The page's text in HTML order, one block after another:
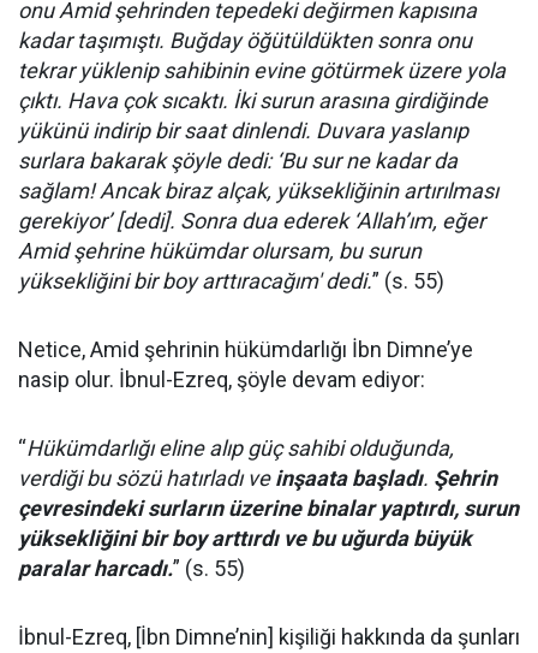
onu Amid şehrinden tepedeki değirmen kapısına
kadar taşımıştı. Buğday öğütüldükten sonra onu
tekrar yüklenip sahibinin evine götürmek üzere yola
çıktı. Hava çok sıcaktı. İki surun arasına girdiğinde
yükünü indirip bir saat dinlendi. Duvara yaslanıp
surlara bakarak şöyle dedi: ‘Bu sur ne kadar da
sağlam! Ancak biraz alçak, yüksekliğinin artırılması
gerekiyor’ [dedi]. Sonra dua ederek ‘Allah’ım, eğer
Amid şehrine hükümdar olursam, bu surun
yüksekliğini bir boy arttıracağım' dedi.” (s. 55)
Netice, Amid şehrinin hükümdarlığı İbn Dimne’ye
nasip olur. İbnul-Ezreq, şöyle devam ediyor:
“Hükümdarlığı eline alıp güç sahibi olduğunda,
verdiği bu sözü hatırladı veinşaata başladı. Şehrin
çevresindeki surların üzerine binalar yaptırdı, surun
yüksekliğini bir boy arttırdı ve bu uğurda büyük
paralar harcadı.” (s. 55)
İbnul-Ezreq, [İbn Dimne’nin] kişiliği hakkında da şunları